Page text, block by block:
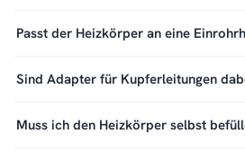
Passt der Heizkörper an eine
Sind Adapter für Kupferleitungen
Muss ich den Heizkörper selbst